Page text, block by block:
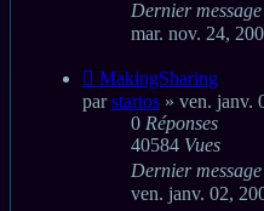
Dernier message
mar. nov. 24,
Nouveau
message
MakingSharing
parstartos » ven. janv.
0 Réponses
40584 Vues
Dernier message
ven. janv. 02,